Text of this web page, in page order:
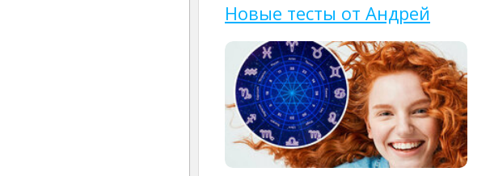
Новые тесты от Андрей